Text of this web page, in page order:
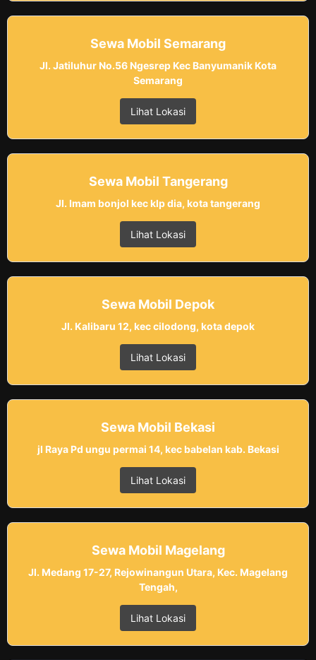
Sewa Mobil Semarang
Jl. Jatiluhur No.56 Ngesrep Kec Banyumanik Kota
Semarang
Lihat Lokasi
Sewa Mobil Tangerang
Jl. Imam bonjol kec klp dia, kota tangerang
Lihat Lokasi
Sewa Mobil Depok
Jl. Kalibaru 12, kec cilodong, kota depok
Lihat Lokasi
Sewa Mobil Bekasi
jl Raya Pd ungu permai 14, kec babelan kab. Bekasi
Lihat Lokasi
Sewa Mobil Magelang
Jl. Medang 17-27, Rejowinangun Utara, Kec. Magelang
Tengah,
Lihat Lokasi